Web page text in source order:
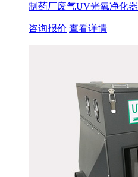
制药厂废气UV光氧净化器
咨询报价 查看详情